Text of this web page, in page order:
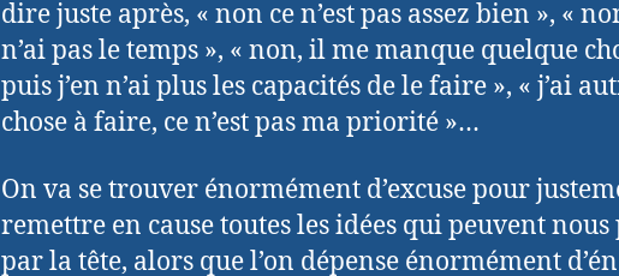
dire juste après, « non ce n’est pas assez bien », «
n’ai pas le temps », « non, il me manque quelque
puis j’en n’ai plus les capacités de le faire », « j’ai
chose à faire, ce n’est pas ma priorité »…
On va se trouver énormément d’excuse pour
remettre en cause toutes les idées qui peuvent nous
par la tête, alors que l’on dépense énormément